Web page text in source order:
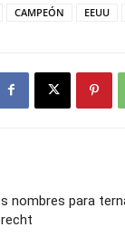
CAMPEÓN EEUU
nombres para